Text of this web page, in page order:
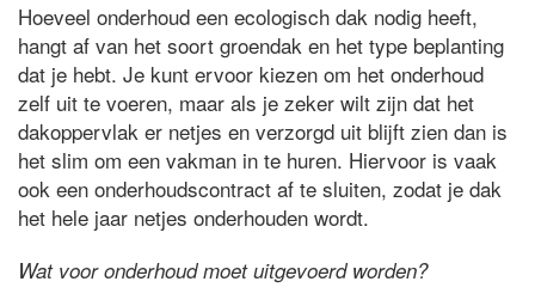
Hoeveel onderhoud een ecologisch dak nodig heeft,
hangt af van het soort groendak en het type beplanting
dat je hebt. Je kunt ervoor kiezen om het onderhoud
zelf uit te voeren, maar als je zeker wilt zijn dat het
dakoppervlak er netjes en verzorgd uit blijft zien dan is
het slim om een vakman in te huren. Hiervoor is vaak
ook een onderhoudscontract af te sluiten, zodat je dak
het hele jaar netjes onderhouden wordt.
Wat voor onderhoud moet uitgevoerd worden?